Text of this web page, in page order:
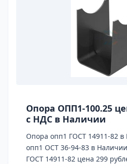
Опора ОПП1-100.25
с НДС в Наличии
Опора опп1 ГОСТ 14911-82
опп1 ОСТ 36-94-83 в
ГОСТ 14911-82 цена 299